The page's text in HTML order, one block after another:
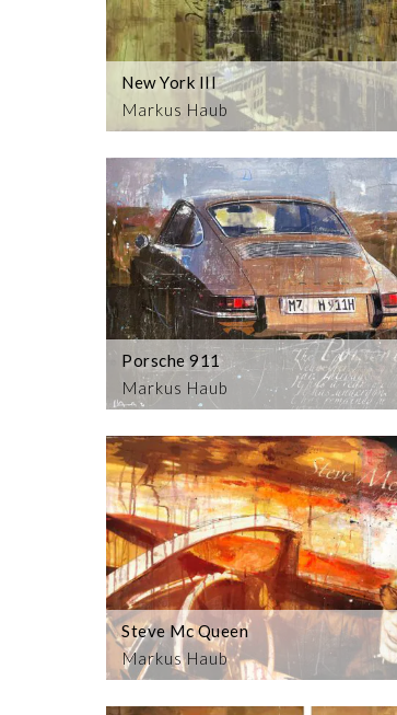
Markus Haub
New York III
Markus Haub
Porsche 911
Markus Haub
Steve Mc Queen